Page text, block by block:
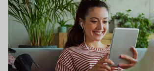
трети
эстонских
водителей
этой
зимой
будут